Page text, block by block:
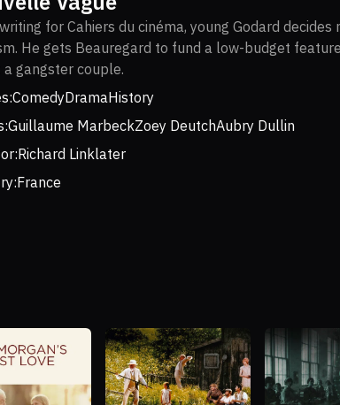
for Cahiers du cinéma, young Godard
He gets Beauregard to fund a low-budget
gangster couple.
ComedyDramaHistory
Guillaume MarbeckZoey DeutchAubry Dullin
Richard Linklater
France